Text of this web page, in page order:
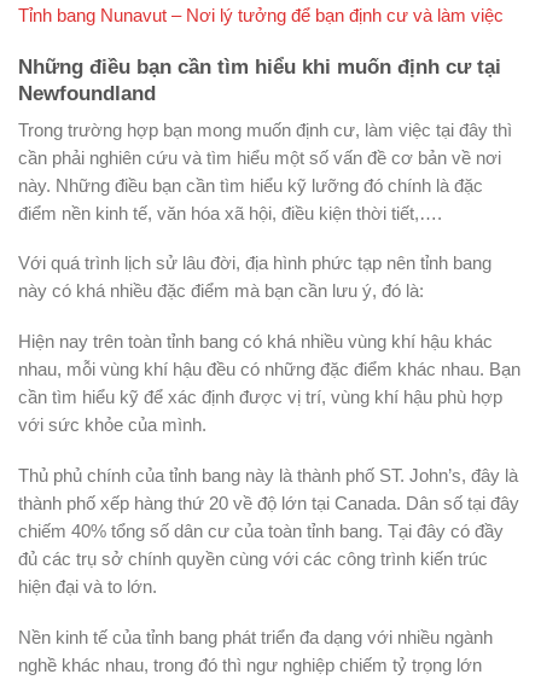
Tỉnh bang Nunavut – Nơi lý tưởng để bạn định cư và làm việc
Những điều bạn cần tìm hiểu khi muốn định cư tại
Newfoundland
Trong trường hợp bạn mong muốn định cư, làm việc tại đây thì
cần phải nghiên cứu và tìm hiểu một số vấn đề cơ bản về nơi
này. Những điều bạn cần tìm hiểu kỹ lưỡng đó chính là đặc
điểm nền kinh tế, văn hóa xã hội, điều kiện thời tiết,….
Với quá trình lịch sử lâu đời, địa hình phức tạp nên tỉnh bang
này có khá nhiều đặc điểm mà bạn cần lưu ý, đó là:
Hiện nay trên toàn tỉnh bang có khá nhiều vùng khí hậu khác
nhau, mỗi vùng khí hậu đều có những đặc điểm khác nhau. Bạn
cần tìm hiểu kỹ để xác định được vị trí, vùng khí hậu phù hợp
với sức khỏe của mình.
Thủ phủ chính của tỉnh bang này là thành phố ST. John’s, đây là
thành phố xếp hàng thứ 20 về độ lớn tại Canada. Dân số tại đây
chiếm 40% tổng số dân cư của toàn tỉnh bang. Tại đây có đầy
đủ các trụ sở chính quyền cùng với các công trình kiến trúc
hiện đại và to lớn.
Nền kinh tế của tỉnh bang phát triển đa dạng với nhiều ngành
nghề khác nhau, trong đó thì ngư nghiệp chiếm tỷ trọng lớn